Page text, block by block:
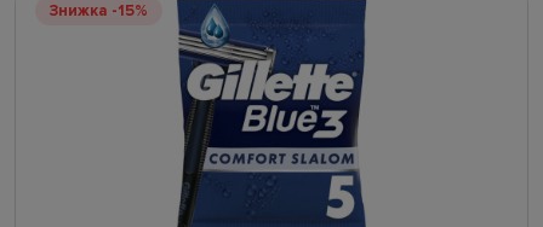
Знижка -15%